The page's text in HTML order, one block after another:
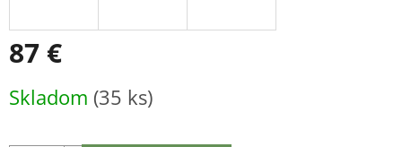
87 €
cena:
Skladom (35 ks)